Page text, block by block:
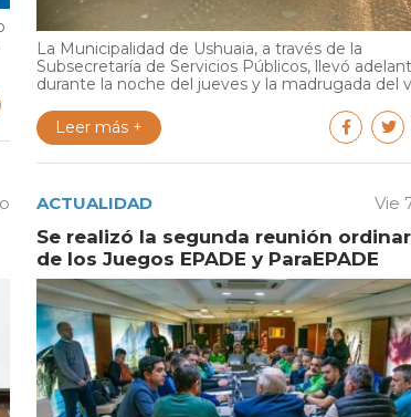
La Municipalidad de Ushuaia, a través de la
Subsecretaría de Servicios Públicos, llevó
durante la noche del jueves y la madrugada del
Leer más +
ACTUALIDAD Vie
Se realizó la segunda reunión
de los Juegos EPADE y ParaEPADE